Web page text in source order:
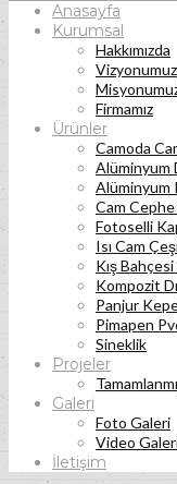
Anasayfa
Kurumsal
Hakkımızda
Vizyonumuz
Firmamız
Ürünler
Camoda
Alüminyum
Alüminyum
Cam
Fotoselli
Isı Cam
Kış Bahçesi
Kompozit
Panjur
Pimapen
Sineklik
Projeler
Galeri
Foto Galeri
Video
İletişim